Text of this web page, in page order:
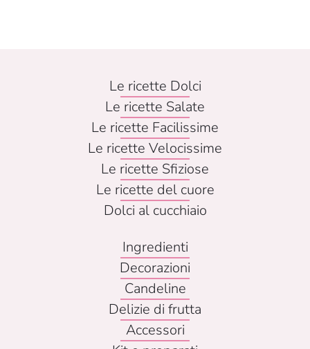
Le ricette Dolci
Le ricette Salate
Le ricette Facilissime
Le ricette Velocissime
Le ricette Sfiziose
Le ricette del cuore
Dolci al cucchiaio
Ingredienti
Decorazioni
Candeline
Delizie di frutta
Accessori